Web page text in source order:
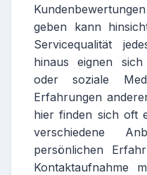
geben kann
Servicequalität
hinaus eignen
oder soziale
Erfahrungen
hier finden sich oft
verschiedene
persönlichen
Kontaktaufnahme